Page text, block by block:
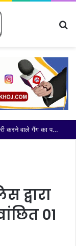
थाना सेक्टर-113 नोएडा पुलिस द्वारा दो पहिया वाहन चोरी करने वाले गैंग का पर्दाफाश करते हुए 03 अभियुक्त गिरफ्तार, कब्जे/निशादेही से चोरी की 14 मोटरसाइकिल, घटना में प्रयुक्त 01 मोटरसाइकिल व 01 अवैध चाकू बरामद
द्वारा
01